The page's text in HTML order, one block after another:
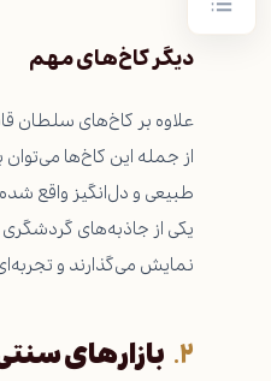
دیگر کاخ‌های مهم
علاوه بر کاخ‌های سلطان
از جمله این کاخ‌ها
طبیعی و دل‌انگیز واقع
یکی از جاذبه‌های
نمایش می‌گذارند و
بازارهای